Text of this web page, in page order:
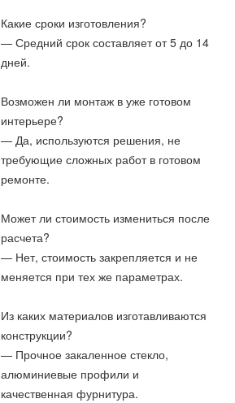
Какие сроки изготовления?
— Средний срок составляет от 5 до 14
дней.
Возможен ли монтаж в уже готовом
интерьере?
— Да, используются решения, не
требующие сложных работ в готовом
ремонте.
Может ли стоимость измениться после
расчета?
— Нет, стоимость закрепляется и не
меняется при тех же параметрах.
Из каких материалов изготавливаются
конструкции?
— Прочное закаленное стекло,
алюминиевые профили и
качественная фурнитура.